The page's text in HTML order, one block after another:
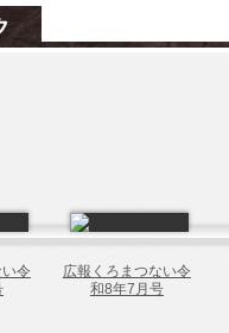
令
広報くろまつない令
和8年7月号
針